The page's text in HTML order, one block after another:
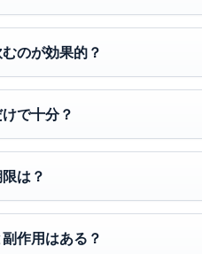
のが効果的？
で十分？
は？
作用はある？